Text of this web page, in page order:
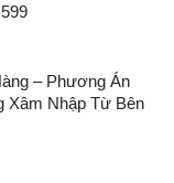
– Phương Án
Nhập Từ Bên